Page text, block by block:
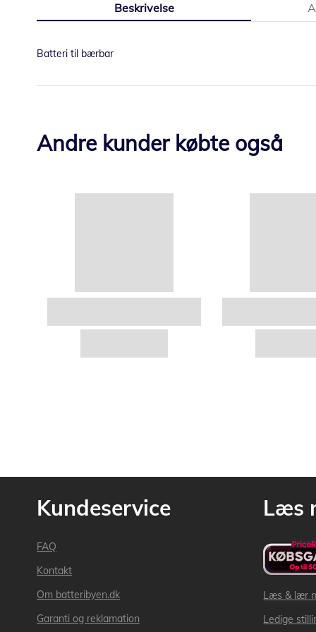
af
Beskrivelse
Batteri til bærbar
Andre kunder købte også
Kundeservice
FAQ
Kontakt
Om batteribyen.dk
Garanti og reklamation
Læs
Læs & lær
Ledige